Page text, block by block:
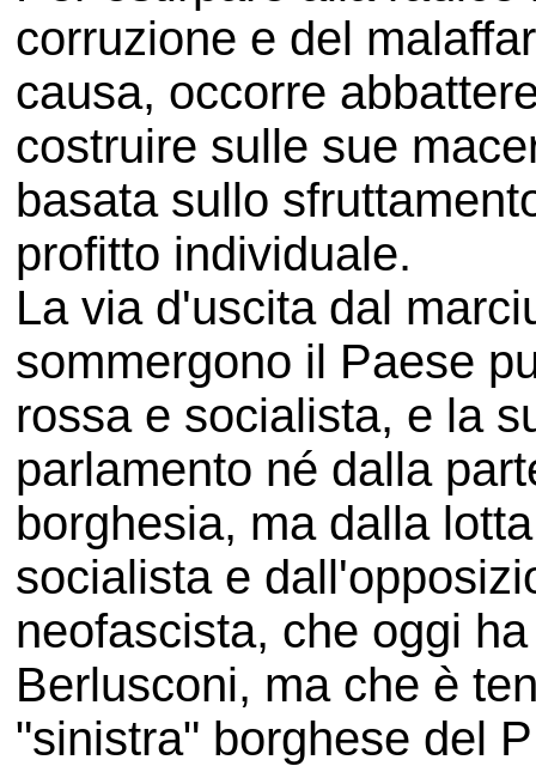
corruzione e del
causa, occorre
costruire sulle sue
basata sullo
profitto individuale.
La via d'uscita dal
sommergono il Paese
rossa e socialista, e la
parlamento né dalla
borghesia, ma dalla
socialista e
neofascista, che oggi
Berlusconi, ma che è
"sinistra" borghese del